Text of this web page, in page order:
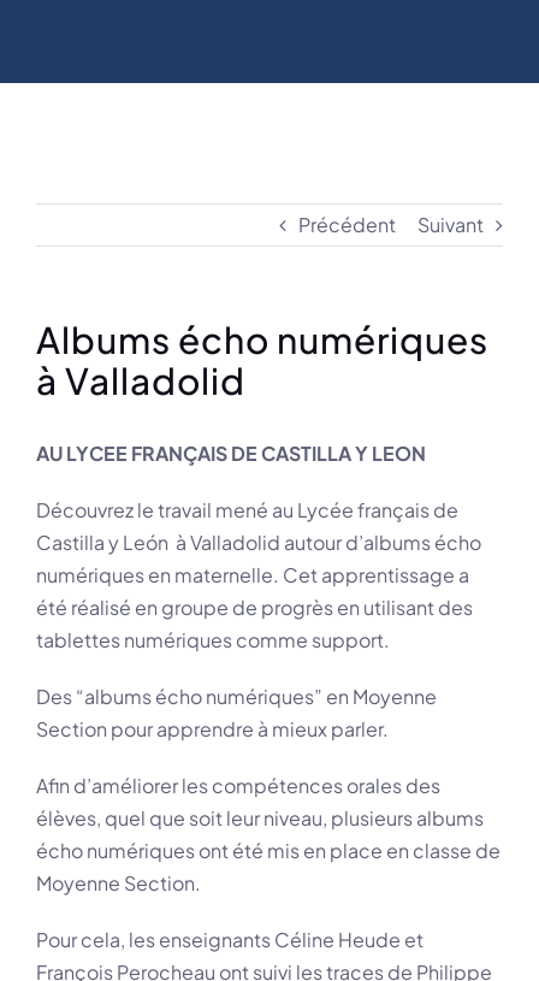
Précédent Suivant
Albums écho numériques
à Valladolid
AU LYCEE FRANÇAIS DE CASTILLA Y LEON
Découvrez le travail mené au Lycée français de
Castilla y León à Valladolid autour d’albums écho
numériques en maternelle. Cet apprentissage a
été réalisé en groupe de progrès en utilisant des
tablettes numériques comme support.
Des “albums écho numériques” en Moyenne
Section pour apprendre à mieux parler.
Afin d’améliorer les compétences orales des
élèves, quel que soit leur niveau, plusieurs albums
écho numériques ont été mis en place en classe de
Moyenne Section.
Pour cela, les enseignants Céline Heude et
François Perocheau ont suivi les traces de Philippe